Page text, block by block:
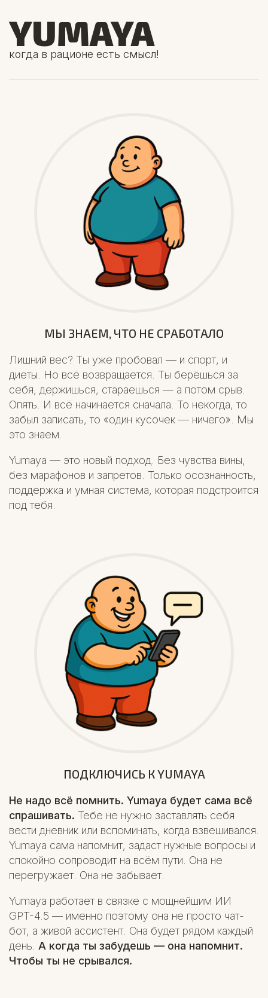
YUMAYA
когда в рационе есть смысл!
МЫ ЗНАЕМ, ЧТО НЕ СРАБОТАЛО
Лишний вес? Ты уже пробовал — и спорт, и
диеты. Но всё возвращается. Ты берёшься за
себя, держишься, стараешься — а потом срыв.
Опять. И всё начинается сначала. То некогда, то
забыл записать, то «один кусочек — ничего». Мы
это знаем.
Yumaya — это новый подход. Без чувства вины,
без марафонов и запретов. Только осознанность,
поддержка и умная система, которая подстроится
под тебя.
ПОДКЛЮЧИСЬ К YUMAYA
Не надо всё помнить. Yumaya будет сама всё
спрашивать. Тебе не нужно заставлять себя
вести дневник или вспоминать, когда взвешивался.
Yumaya сама напомнит, задаст нужные вопросы и
спокойно сопроводит на всём пути. Она не
перегружает. Она не забывает.
Yumaya работает в связке с мощнейшим ИИ
GPT-4.5 — именно поэтому она не просто чат-
бот, а живой ассистент. Она будет рядом каждый
день. А когда ты забудешь — она напомнит.
Чтобы ты не срывался.